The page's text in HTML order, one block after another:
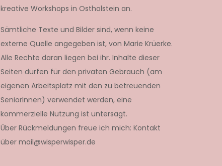
kreative Workshops in Ostholstein an.
Sämtliche Texte und Bilder sind, wenn keine
externe Quelle angegeben ist, von Marie Krüerke.
Alle Rechte daran liegen bei ihr. Inhalte dieser
Seiten dürfen für den privaten Gebrauch (am
eigenen Arbeitsplatz mit den zu betreuenden
SeniorInnen) verwendet werden, eine
kommerzielle Nutzung ist untersagt.
Über Rückmeldungen freue ich mich: Kontakt
über mail@wisperwisper.de